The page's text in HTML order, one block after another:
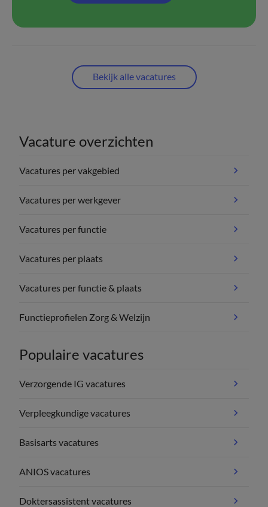
Bekijk alle vacatures
Vacature overzichten
Vacatures per vakgebied
Vacatures per werkgever
Vacatures per functie
Vacatures per plaats
Vacatures per functie & plaats
Functieprofielen Zorg & Welzijn
Populaire vacatures
Verzorgende IG vacatures
Verpleegkundige vacatures
Basisarts vacatures
ANIOS vacatures
Doktersassistent vacatures